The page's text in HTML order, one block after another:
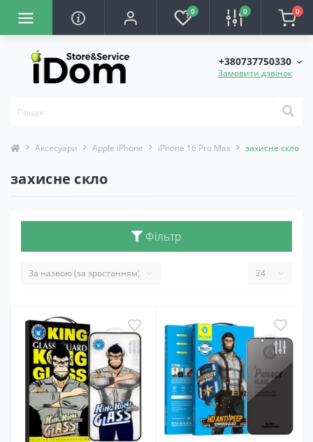
0 0 0
+380737750330
Замовити дзвінок
Аксесуари Apple iPhone iPhone 16 Pro Max захисне скло
захисне скло
Фільтр